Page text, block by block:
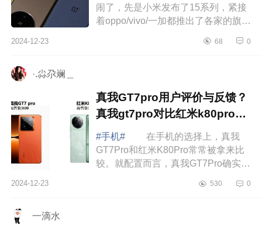
闹了，先是小米发布了15系列，紧接
着oppo/vivo/一加都推出了各家的旗舰
介绍下oppofindx8和一加13买哪个？
2024-12-23 68 0
·.尛尕斓＿
真我GT7pro用户评价与反馈？
真我gt7pro对比红米k80pro对
比哪个好
#手机#
在手机的选择上，真我
GT7Pro和红米K80Pro常常被拿来比
较。就配置而言，真我GT7Pro确实有
在一个较为明显的短板，那就是其售
2024-12-23 530 0
一滴水